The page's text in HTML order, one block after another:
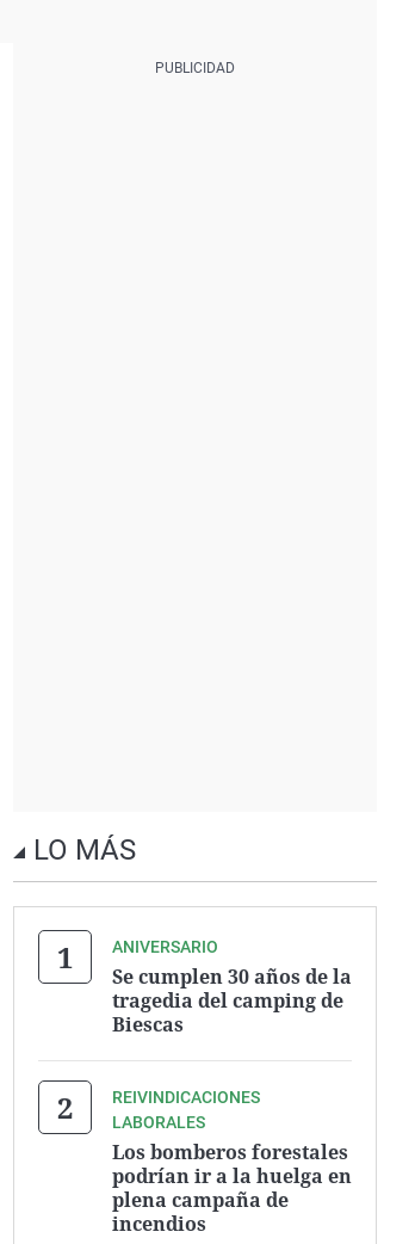
LO MÁS
ANIVERSARIO
Se cumplen 30 años de la
tragedia del camping de
Biescas
REIVINDICACIONES
LABORALES
Los bomberos forestales
podrían ir a la huelga en
plena campaña de
incendios